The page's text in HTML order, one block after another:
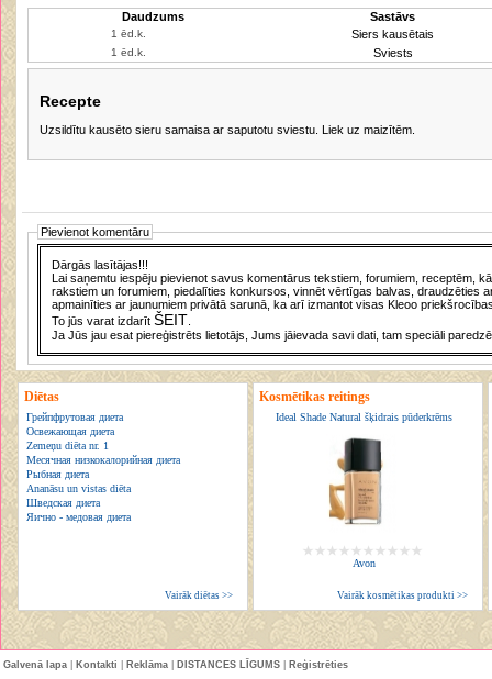
Daudzums
Sastāvs
Siers kausētais
Sviests
Recepte
Uzsildītu kausēto sieru samaisa ar saputotu sviestu. Liek uz maizītēm.
Pievienot komentāru
Dārgās lasītājas!!!
Lai saņemtu iespēju pievienot savus komentārus tekstiem, forumiem, receptēm,
rakstiem un forumiem, piedalīties konkursos, vinnēt vērtīgas balvas, draudzēties
apmainīties ar jaunumiem privātā sarunā, ka arī izmantot visas Kleoo
To jūs varat izdarītŠEIT
Ja Jūs jau esat piereģistrēts lietotājs, Jums jāievada savi dati, tam speciāli
Diētas
Грейпфрутовая диета
Освежающая диета
Zemeņu diēta nr. 1
Месячная низкокалорийная диета
Рыбная диета
Ananāsu un vistas diēta
Шведская диета
Яично - медовая диета
Vairāk diētas >>
Kosmētikas reitings
Ideal Shade Natural šķidrais pūderkrēms
Avon
Vairāk kosmētikas produkti >>
Galvenā lapa Kontakti Reklāma DISTANCES LĪGUMS
Reģistrēties